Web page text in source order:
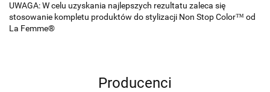
UWAGA: W celu uzyskania najlepszych rezultatu zaleca się
stosowanie kompletu produktów do stylizacji Non Stop Color™ od
La Femme®
Producenci